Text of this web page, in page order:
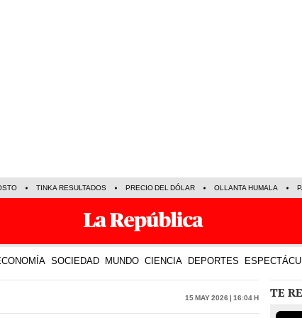
TINKA RESULTADOS PRECIO DEL DÓLAR OLLANTA HUMALA
SOCIEDAD MUNDO CIENCIA DEPORTES
15 May 2026 | 16:04 h TE